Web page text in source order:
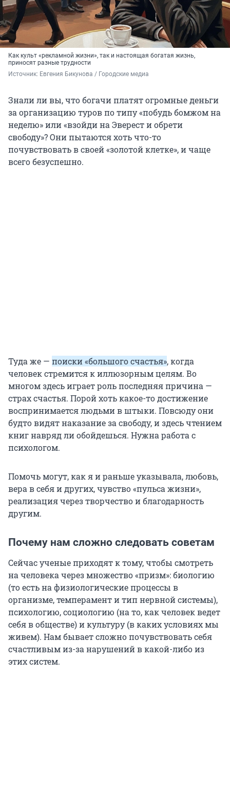
Как культ «рекламной жизни», так и настоящая богатая жизнь,
приносят разные трудности
Источник: Евгения Бикунова / Городские медиа
Знали ли вы, что богачи платят огромные деньги
за организацию туров по типу «побудь бомжом на
неделю» или «взойди на Эверест и обрети
свободу»? Они пытаются хоть что-то
почувствовать в своей «золотой клетке», и чаще
всего безуспешно.
Туда же — поиски «большого счастья», когда
человек стремится к иллюзорным целям. Во
многом здесь играет роль последняя причина —
страх счастья. Порой хоть какое-то достижение
воспринимается людьми в штыки. Повсюду они
будто видят наказание за свободу, и здесь чтением
книг навряд ли обойдешься. Нужна работа с
психологом.
Помочь могут, как я и раньше указывала, любовь,
вера в себя и других, чувство «пульса жизни»,
реализация через творчество и благодарность
другим.
Почему нам сложно следовать советам
Сейчас ученые приходят к тому, чтобы смотреть
на человека через множество «призм»: биологию
(то есть на физиологические процессы в
организме, темперамент и тип нервной системы),
психологию, социологию (на то, как человек ведет
себя в обществе) и культуру (в каких условиях мы
живем). Нам бывает сложно почувствовать себя
счастливым из-за нарушений в какой-либо из
этих систем.